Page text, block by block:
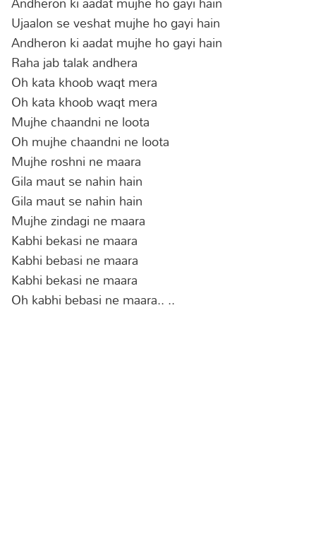
Ujaalon se veshat mujhe ho gayi hain
Andheron ki aadat mujhe ho gayi hain
Raha jab talak andhera
Oh kata khoob waqt mera
Oh kata khoob waqt mera
Mujhe chaandni ne loota
Oh mujhe chaandni ne loota
Mujhe roshni ne maara
Gila maut se nahin hain
Gila maut se nahin hain
Mujhe zindagi ne maara
Kabhi bekasi ne maara
Kabhi bebasi ne maara
Kabhi bekasi ne maara
Oh kabhi bebasi ne maara.. ..